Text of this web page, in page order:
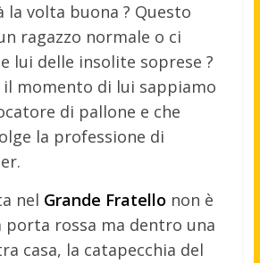
la volta buona ? Questo
ragazzo normale o ci
lui delle insolite soprese ?
momento di lui sappiamo
di pallone e che
la professione di
nel Grande Fratello non è
porta rossa ma dentro una
casa, la catapecchia del